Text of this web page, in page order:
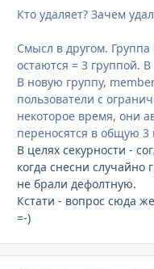
Кто удаляет? Зачем
Смысл в другом. Группа
остаются = 3 группой.
В новую группу,
пользователи с
некоторое время, они
переносятся в общую 3
В целях секурности -
когда снесни случайно
не брали дефолтную.
Кстати - вопрос сюда
=-)